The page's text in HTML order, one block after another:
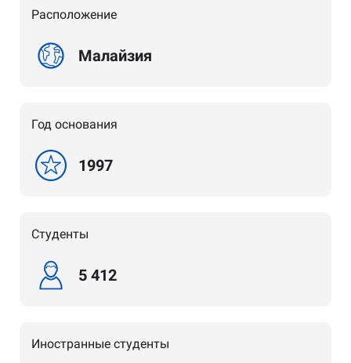
Расположение
Малайзия
Год основания
1997
Студенты
5 412
Иностранные студенты